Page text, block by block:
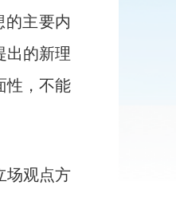
的主要内
出的新理
性，不能
场观点方